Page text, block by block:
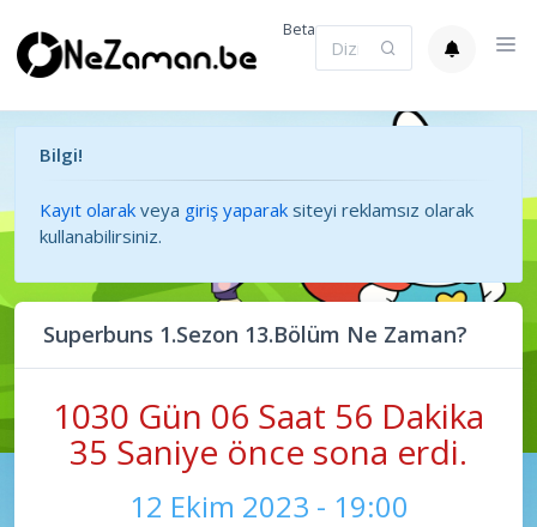
Beta
Bilgi!
Kayıt olarak veya giriş yaparak siteyi reklamsız olarak
kullanabilirsiniz.
Superbuns 1.Sezon 13.Bölüm Ne Zaman?
1030 Gün 06 Saat 56 Dakika
35 Saniye önce sona erdi.
12 Ekim 2023 - 19:00